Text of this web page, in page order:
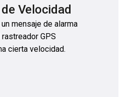
Velocidad
mensaje de alarma
GPS
cierta velocidad.